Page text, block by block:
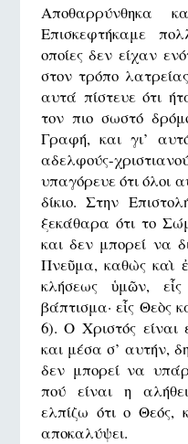
Αποθαρρύνθηκα
Επισκεφτήκαμε
οποίες δεν είχαν
στον τρόπο
αυτά πίστευε ότι
τον πιο σωστό
Γραφή, και γι’
αδελφούς-
υπαγόρευε ότι όλοι
δίκιο. Στην
ξεκάθαρα ότι το
και δεν μπορεί να
Πνεῦμα, καθὼς καὶ
κλήσεως ὑμῶν,
βάπτισμα· εἷς Θεὸς
6). Ο Χριστός είναι
και μέσα σ’ αυτήν,
δεν μπορεί να
πού είναι η
ελπίζω ότι ο Θεός,
αποκαλύψει.